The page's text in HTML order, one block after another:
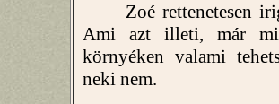
Zoé rettenetesen
Ami azt illeti, már
környéken valami
neki nem.